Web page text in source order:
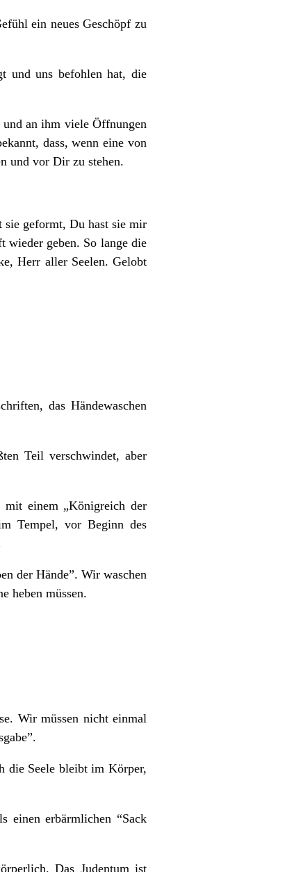
ein neues Geschöpf zu
und uns befohlen hat, die
an ihm viele Öffnungen
dass, wenn eine von
und vor Dir zu stehen.
sie geformt, Du hast sie mir
wieder geben. So lange die
Herr aller Seelen. Gelobt
das Händewaschen
Teil verschwindet, aber
mit einem „Königreich der
Tempel, vor Beginn des
der Hände”. Wir waschen
heben müssen.
Wir müssen nicht einmal
die Seele bleibt im Körper,
einen erbärmlichen “Sack
Das Judentum ist